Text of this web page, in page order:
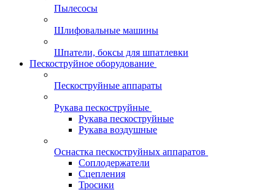
Пылесосы
Шлифовальные машины
Шпатели, боксы для шпатлевки
Пескоструйное оборудование
Пескоструйные аппараты
Рукава пескоструйные
Рукава пескоструйные
Рукава воздушные
Оснастка пескоструйных аппаратов
Соплодержатели
Сцепления
Тросики